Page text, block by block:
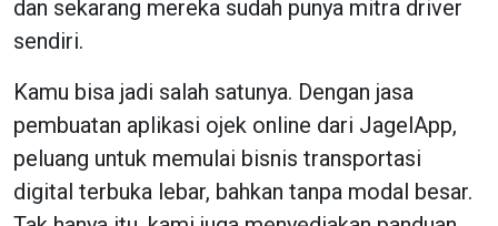
dan sekarang mereka sudah punya mitra driver
sendiri.
Kamu bisa jadi salah satunya. Dengan jasa
pembuatan aplikasi ojek online dari JagelApp,
peluang untuk memulai bisnis transportasi
digital terbuka lebar, bahkan tanpa modal besar.